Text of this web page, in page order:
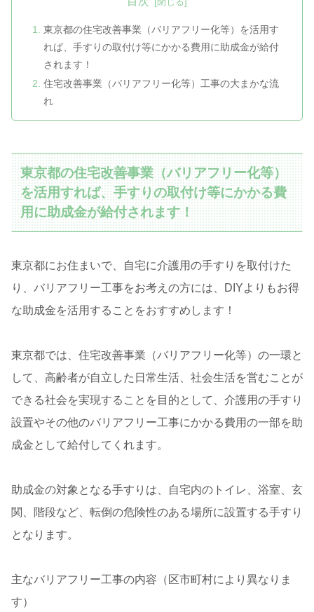
東京都の住宅改善事業（バリアフリー化等）を活用す
れば、手すりの取付け等にかかる費用に助成金が給付
されます！
住宅改善事業（バリアフリー化等）工事の大まかな流
れ
東京都の住宅改善事業（バリアフリー化等）
を活用すれば、手すりの取付け等にかかる費
用に助成金が給付されます！
東京都にお住まいで、自宅に介護用の手すりを取付けた
り、バリアフリー工事をお考えの方には、DIYよりもお得
な助成金を活用することをおすすめします！
東京都では、住宅改善事業（バリアフリー化等）の一環と
して、高齢者が自立した日常生活、社会生活を営むことが
できる社会を実現することを目的として、介護用の手すり
設置やその他のバリアフリー工事にかかる費用の一部を助
成金として給付してくれます。
助成金の対象となる手すりは、自宅内のトイレ、浴室、玄
関、階段など、転倒の危険性のある場所に設置する手すり
となります。
主なバリアフリー工事の内容（区市町村により異なりま
す）